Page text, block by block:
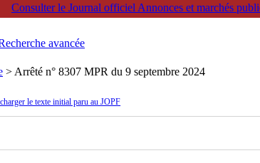
Consulter le Journal officiel Annonces et marchés
avancée
> Arrêté n° 8307 MPR du 9 septembre 2024
le texte initial paru au JOPF